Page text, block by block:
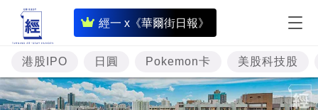
經一 x《華爾街日報》
即
時
財
經
專
港股IPO 日圓 Pokemon卡 美股科技股